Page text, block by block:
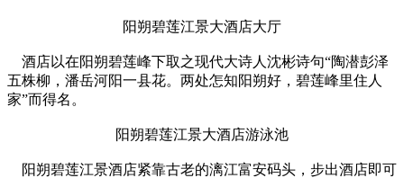
阳朔碧莲江景大酒店大厅
酒店以在阳朔碧莲峰下取之现代大诗人沈彬诗句“陶潜彭泽
五株柳，潘岳河阳一县花。两处怎知阳朔好，碧莲峰里住人
家”而得名。
阳朔碧莲江景大酒店游泳池
阳朔碧莲江景酒店紧靠古老的漓江富安码头，步出酒店即可